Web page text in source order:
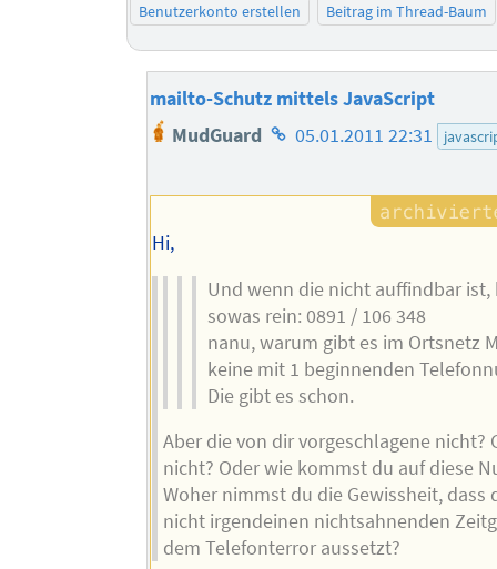
Benutzerkonto erstellen
Beitrag im Thread-Baum
mailto-Schutz mittels JavaScript
MudGuard Homepage
Autors
05.01.2011 22:31
Hi,
Und wenn die nicht auffindbar
sowas rein: 0891 / 106 348
nanu, warum gibt es im Ortsnetz
keine mit 1 beginnenden
Die gibt es schon.
Aber die von dir vorgeschlagene nicht?
nicht? Oder wie kommst du auf diese
Woher nimmst du die Gewissheit, dass
nicht irgendeinen nichtsahnenden
dem Telefonterror aussetzt?